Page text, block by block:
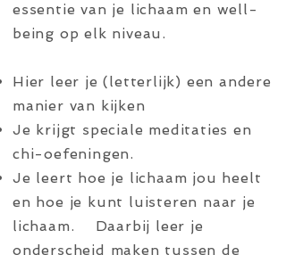
essentie van je lichaam en well-
being op elk niveau.
Hier leer je (letterlijk) een andere
manier van kijken
Je krijgt speciale meditaties en
chi-oefeningen.
Je leert hoe je lichaam jou heelt
en hoe je kunt luisteren naar je
lichaam. Daarbij leer je
onderscheid maken tussen de